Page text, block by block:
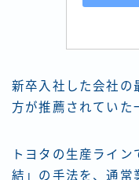
新卒入社した会社の
方が推薦されていた
トヨタの生産ライ
結」の手法を、通常